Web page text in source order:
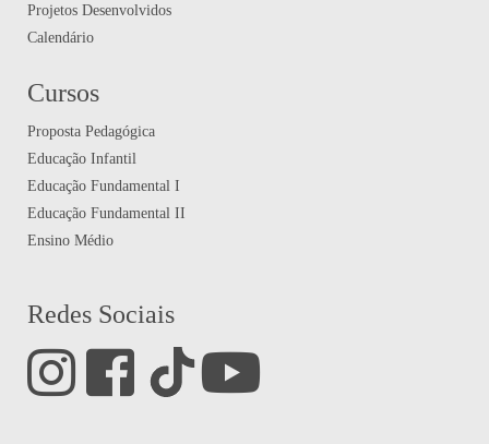
Projetos Desenvolvidos
Calendário
Cursos
Proposta Pedagógica
Educação Infantil
Educação Fundamental I
Educação Fundamental II
Ensino Médio
Redes Sociais